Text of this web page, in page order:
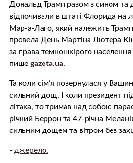
Дональд Трамп разом з сином
відпочивали в штаті Флорида на
Мар-а-Лаго, який належить
провела День Мартіна Лютера
за права темнoшкiрого населення
пише gazeta.ua.
Та коли сім’я повернулася у
сильний дощ. І коли президент
літака, то тримав над собою
річний Беррон та 47-річна
сильним дощем та вітром без
- джерело.